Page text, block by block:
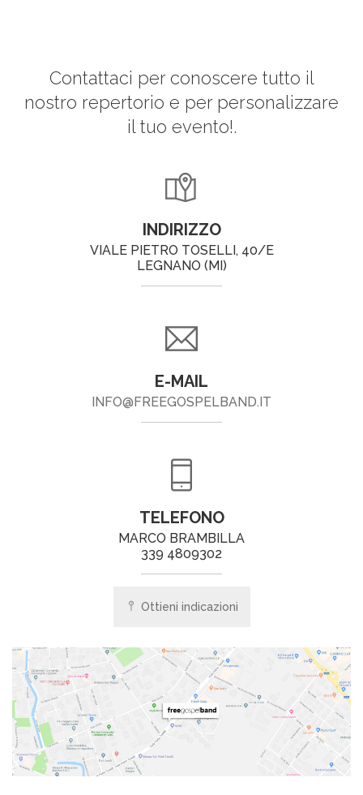
Contattaci per conoscere tutto il
nostro repertorio e per personalizzare
il tuo evento!.
INDIRIZZO
VIALE PIETRO TOSELLI, 40/E
LEGNANO (MI)
E-MAIL
INFO@FREEGOSPELBAND.IT
TELEFONO
MARCO BRAMBILLA
339 4809302
Ottieni indicazioni